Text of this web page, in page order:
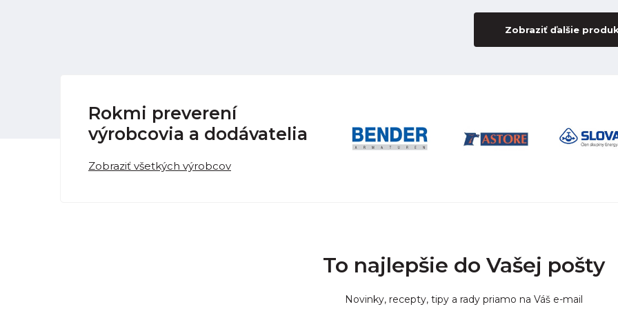
Zobraziť ďalšie
Rokmi preverení
výrobcovia a dodávatelia
Zobraziť všetkých výrobcov
To najlepšie do Vašej pošty
Novinky, recepty, tipy a rady priamo na Váš e-mail